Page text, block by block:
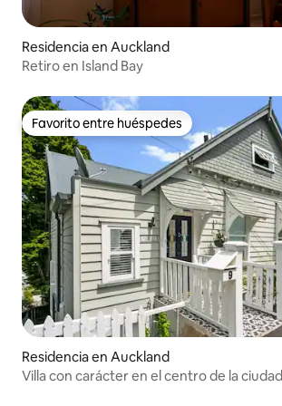
Residencia en Auckland
Retiro en Island Bay
Favorito entre huéspedes
Favorito entre huéspedes
Residencia en Auckland
Villa con carácter en el centro de la ciudad